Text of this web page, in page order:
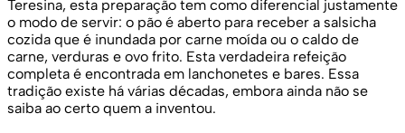
Teresina, esta preparação tem como diferencial justamente
o modo de servir: o pão é aberto para receber a salsicha
cozida que é inundada por carne moída ou o caldo de
carne, verduras e ovo frito. Esta verdadeira refeição
completa é encontrada em lanchonetes e bares. Essa
tradição existe há várias décadas, embora ainda não se
saiba ao certo quem a inventou.